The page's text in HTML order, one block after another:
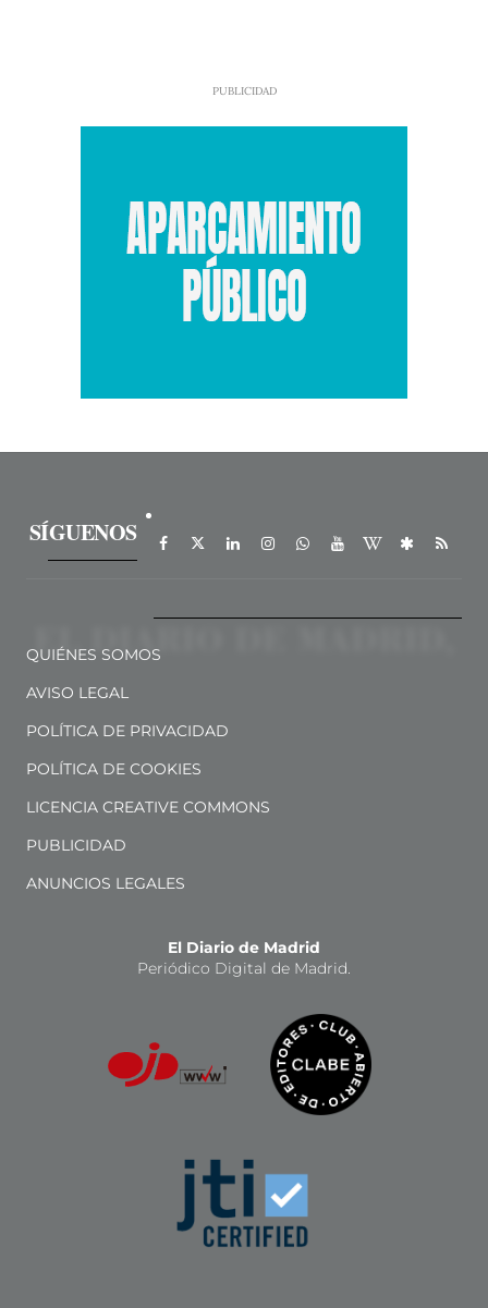
SÍGUENOS
QUIÉNES SOMOS
AVISO LEGAL
POLÍTICA DE PRIVACIDAD
POLÍTICA DE COOKIES
LICENCIA CREATIVE COMMONS
PUBLICIDAD
ANUNCIOS LEGALES
El Diario de Madrid
Periódico Digital de Madrid.